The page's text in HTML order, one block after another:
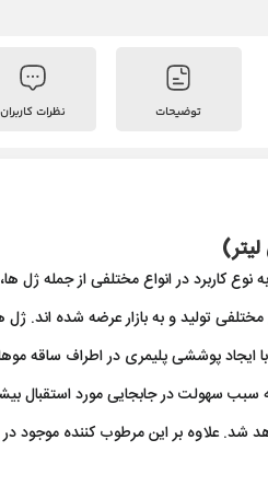
توضیحات نظرات کاربران
کاربرد در انواع مختلفی از جمله ژل
مختلفی تولید و به بازار عرضه شده اند.
ایجاد پوششی پلیمری در اطراف ساقه
سهولت در جابجایی مورد استقبال
علاوه بر این مرطوب کننده موجود در